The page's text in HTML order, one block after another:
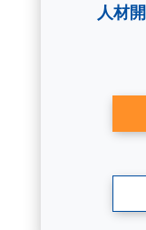
人材